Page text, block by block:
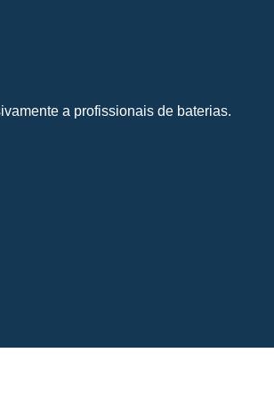
a profissionais de baterias.